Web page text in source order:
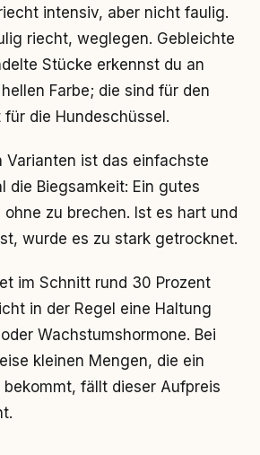
intensiv, aber nicht faulig.
riecht, weglegen. Gebleichte
Stücke erkennst du an
Farbe; die sind für den
für die Hundeschüssel.
Varianten ist das einfachste
die Biegsamkeit: Ein gutes
zu brechen. Ist es hart und
wurde es zu stark getrocknet.
im Schnitt rund 30 Prozent
in der Regel eine Haltung
oder Wachstumshormone. Bei
kleinen Mengen, die ein
bekommt, fällt dieser Aufpreis